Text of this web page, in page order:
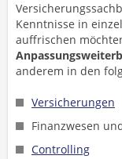
Kenntnisse in
auffrischen
anderem in den
Versicherungen
Finanzwesen
Controlling